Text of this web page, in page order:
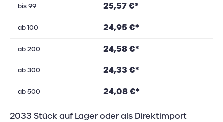
bis99 25,57 €*
ab100 24,95 €*
ab200 24,58 €*
ab300 24,33 €*
ab500 24,08 €*
2033 Stück auf Lager oder als Direktimport